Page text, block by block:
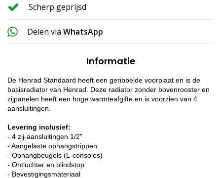
Scherp geprijsd
Delen via WhatsApp
Informatie
De Henrad Standaard heeft een geribbelde voorplaat en is de
basisradiator van Henrad. Deze radiator zonder bovenrooster en
zijpanelen heeft een hoge warmteafgifte en is voorzien van 4
aansluitingen.
Levering inclusief:
- 4 zij-aansluitingen 1/2"
- Aangelaste ophangstrippen
- Ophangbeugels (L-consoles)
- Ontluchter en blindstop
- Bevestigingsmateriaal